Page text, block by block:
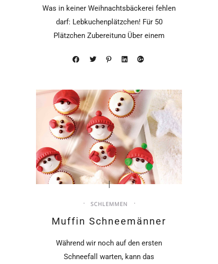
Was in keiner Weihnachtsbäckerei fehlen
darf: Lebkuchenplätzchen! Für 50
Plätzchen Zubereitung Über einem
gelegentlichen Rühren im
SCHLEMMEN
Muffin Schneemänner
Während wir noch auf den ersten
Schneefall warten, kann das